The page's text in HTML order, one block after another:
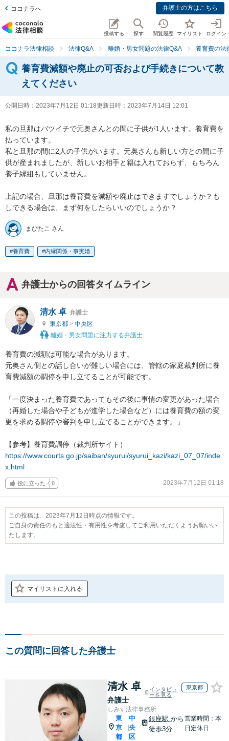
ココナラへ 弁護士の方はこちら
投稿する 探す 閲覧履歴 マイリスト ログイン
ココナラ法律相談 法律Q&A 離婚・男女問題の法律Q&A 養育費の法
養育費減額や廃止の可否および手続きについて教
えてください
公開日時： 2023年7月12日 01:18更新日時： 2023年7月14日 12:01
私の旦那はバツイチで元奥さんとの間に子供が1人います。養育費を
払っています。
私と旦那の間に2人の子供がいます。元奥さんも新しい方との間に子
供が産まれましたが、新しいお相手と籍は入れておらず、もちろん
養子縁組もしていません。
上記の場合、旦那は養育費を減額や廃止はできますでしょうか？も
しできる場合は、まず何をしたらいいのでしょうか？
まぴたこ さん
養育費 内縁関係・事実婚
弁護士からの回答タイムライン
清水 卓 弁護士
東京都 > 中央区
離婚・男女問題に注力する弁護士
養育費の減額は可能な場合があります。
元奥さん側との話し合いが難しい場合には、管轄の家庭裁判所に養
育費減額の調停を申し立てることが可能です。
「一度決まった養育費であってもその後に事情の変更があった場合
（再婚した場合や子どもが進学した場合など）には養育費の額の変
更を求める調停や審判を申し立てることができます。」
https://www.courts.go.jp/saiban/syurui/syurui_kazi/kazi_07_07/inde
x.html
役に立った 0 2023年7月12日 01:18
この投稿は、2023年7月12日時点の情報です。
ご自身の責任のもと適法性・有用性を考慮してご利用いただくようお願いい
たします。
マイリストに入れる
この質問に回答した弁護士
清水 卓
弁護士
インタビュ
ーを見る
東京都
しみず法律事務所
東
京
都
中
央
区
銀座駅 から
徒歩3分
営業時間：本
日定休日